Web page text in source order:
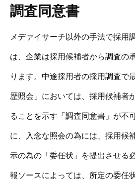
調査同意書
メデァイサーチ以外の手法で採用
は、企業は採用候補者から調査の
ります。中途採用者の採用調査で
歴照会」においては、採用候補者
ることを示す「調査同意書」が不
に、入念な照会の為には、採用候
示の為の「委任状」を提出させる
報ソースによっては、所定の委任